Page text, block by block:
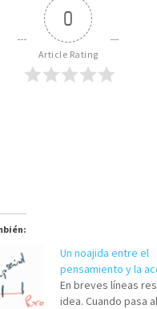
0
Article Rating
Un noajida entre el
pensamiento y la
En breves líneas
idea. Cuando pasa